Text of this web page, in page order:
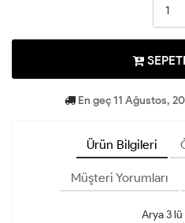
En geç 11 Ağustos,
Ürün Bilgileri
Müşteri Yorumları
Arya 3 lü